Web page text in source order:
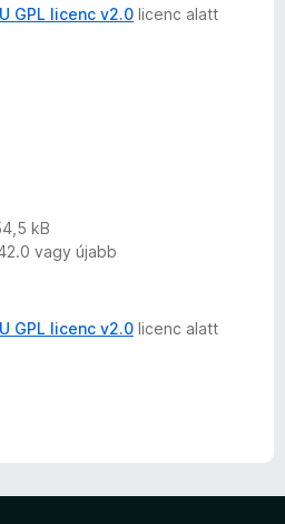
GPL licenc v2.0 licenc alatt
kB
vagy újabb
GPL licenc v2.0 licenc alatt